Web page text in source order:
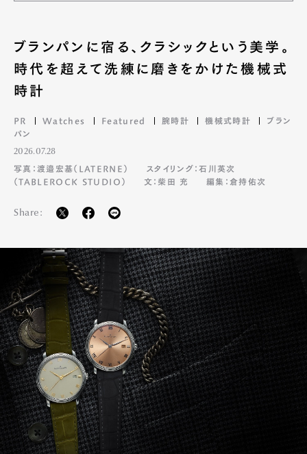
ブランパンに宿る、クラシックという美学。
時代を超えて洗練に磨きをかけた機械式
時計
PR Watches Featured 腕時計 機械式時計
ブラン
パン
2026.07.28
写真：渡邉宏基（LATERNE）
スタイリング：石川英次
（TABLEROCK STUDIO）
文：柴田 充 編集：倉持佑次
Share: